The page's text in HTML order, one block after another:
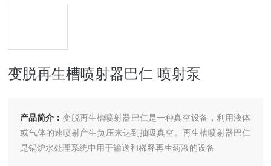
变脱再生槽喷射器巴仁 喷射泵
产品简介：变脱再生槽喷射器巴仁是一种真空设备，利用液体
或气体的速喷射产生负压来达到抽吸真空。再生槽喷射器巴仁
是锅炉水处理系统中用于输送和稀释再生药液的设备